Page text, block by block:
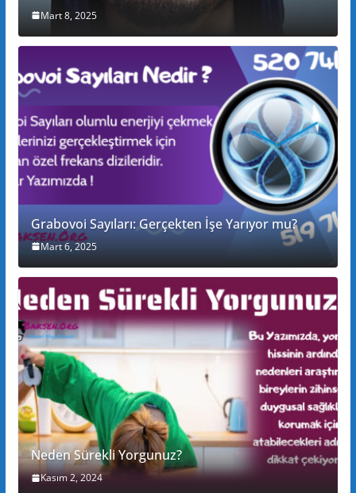
Mart 8, 2025
Grabovoi Sayıları: Gerçekten İşe Yarıyor mu?
Mart 6, 2025
Neden Sürekli Yorgunuz?
Kasım 2, 2024